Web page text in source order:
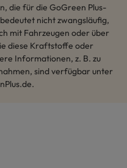
die für die GoGreen Plus-
nicht zwangsläufig,
mit Fahrzeugen oder über
diese Kraftstoffe oder
Informationen, z. B. zu
sind verfügbar unter